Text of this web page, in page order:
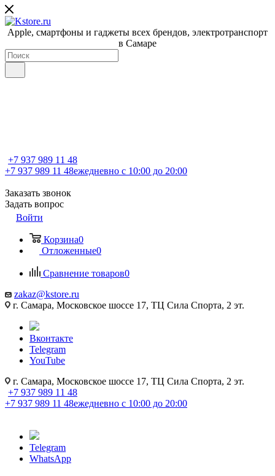
Apple, cмартфоны и гаджеты всех брендов, электротранспорт
в Самаре
+7 937 989 11 48
+7 937 989 11 48ежедневно с 10:00 до 20:00
Заказать звонок
Задать вопрос
Войти
Корзина0
Отложенные0
Сравнение товаров0
zakaz@kstore.ru
г. Самара, Московское шоссе 17, ТЦ Сила Спорта, 2 эт.
Вконтакте
Telegram
YouTube
г. Самара, Московское шоссе 17, ТЦ Сила Спорта, 2 эт.
+7 937 989 11 48
+7 937 989 11 48ежедневно с 10:00 до 20:00
Telegram
WhatsApp